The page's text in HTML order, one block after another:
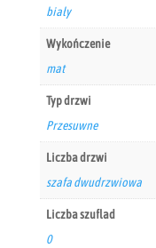
biały
Wykończenie
mat
Typ drzwi
Przesuwne
Liczba drzwi
szafa dwudrzwiowa
Liczba szuflad
0